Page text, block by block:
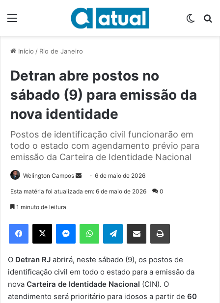
Início / Rio de Janeiro
Detran abre postos no
sábado (9) para emissão da
nova identidade
Postos de identificação civil funcionarão em
todo o estado com agendamento prévio para
emissão da Carteira de Identidade Nacional
Welington Campos
e
m
e
-
m
a
6 de maio de 2026
Esta matéria foi atualizada em: 6 de maio de 2026 0
1 minuto de leitura
Telegram
O Detran RJ abrirá, neste sábado (9), os postos de
identificação civil em todo o estado para a emissão da
nova Carteira de Identidade Nacional (CIN). O
atendimento será prioritário para idosos a partir de 60